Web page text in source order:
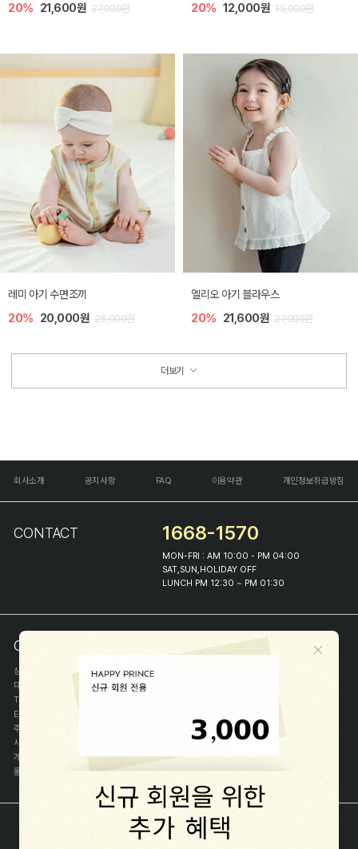
20% 21,600원 27,000원 20% 12,000원 15,000원
레미 아기 수면조끼
20% 20,000원 25,000원
엘리오 아기 블라우스
20% 21,600원 27,000원
더보기
회사소개 공지사항 FAQ 이용약관 개인정보취급방침
CONTACT 1668-1570
MON-FRI : AM 10:00 - PM 04:00
SAT,SUN,HOLIDAY OFF
LUNCH PM 12:30 ~ PM 01:30
COMPANY INFO
상호
(주)해피프린스
대표
이화진
TEL
E-MAIL
주소
사업자등록번호
개인정보관리자
이화진
통신판매신고번호
제 2018-서울종로-1384 호[사업자정보확인]
COPYRIGHT(C) (주)해피프린스 ALL RIGHT RESERVED.